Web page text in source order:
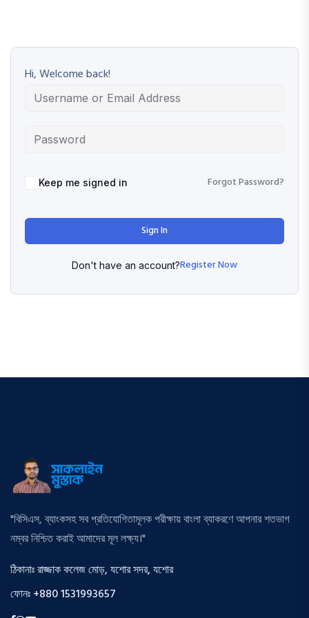
Hi, Welcome back!
Keep me signed in Forgot Password?
Sign In
Don't have an account?Register Now
"বিসিএস, ব্যাংকসহ সব প্রতিযোগিতামূলক পরীক্ষায় বাংলা ব্যাকরণে আপনার শতভাগ
নম্বর নিশ্চিত করাই আমাদের মূল লক্ষ্য।"
ঠিকানাঃ রাজ্জাক কলেজ মোড়, যশোর সদর, যশোর
ফোনঃ +880 1531993657